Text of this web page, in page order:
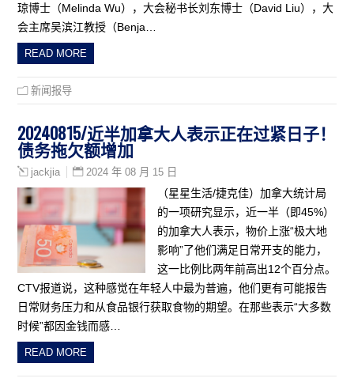
琼博士（Melinda Wu），大会秘书长刘东博士（David Liu），大
会主席吴滨江教授（Benja…
READ MORE
新闻报导
20240815/近半加拿大人表示正在过紧日子！
债务拖欠额增加
jackjia 2024 年 08 月 15 日
（星星生活/捷克佳）加拿大统计局
的一项研究显示，近一半（即45%）
的加拿大人表示，物价上涨“极大地
影响”了他们满足日常开支的能力，
这一比例比两年前高出12个百分点。
CTV报道说，这种感觉在年轻人中最为普遍，他们更有可能报告
日常财务压力和从食品银行获取食物的期望。在那些表示“大多数
时候”都因金钱而感…
READ MORE